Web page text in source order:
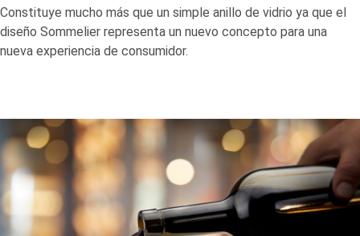
Constituye mucho más que un simple anillo de vidrio ya que el
diseño Sommelier representa un nuevo concepto para una
nueva experiencia de consumidor.